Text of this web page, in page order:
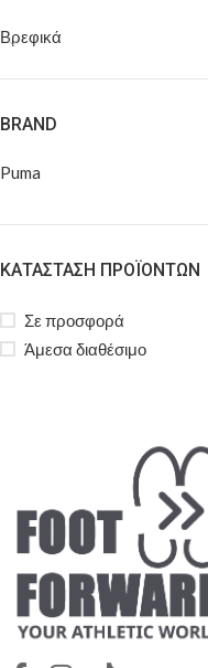
Βρεφικά
BRAND
Puma
ΚΑΤΆΣΤΑΣΗ ΠΡΟΪΌΝΤΩΝ
Σε προσφορά
Άμεσα διαθέσιμο